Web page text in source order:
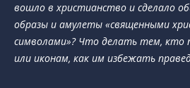
вошло в христианство и сделало
образы и амулеты «священными
символами»? Что делать тем, кто
или иконам, как им избежать